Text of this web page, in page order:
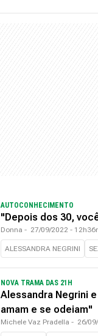
AUTOCONHECIMENTO
"Depois dos 30,
Donna - 27/09/2022 -
ALESSANDRA NEGRINI
NOVA TRAMA DAS 21H
Alessandra Negrini
amam e se odeiam"
Michele Vaz Pradella - 26/